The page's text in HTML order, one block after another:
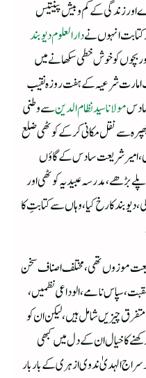
آباد سے 1986میں جڑے اور زندگی کے کم وبیش پینتیس
کتابت انہوں نےدار العلوم دیو بند
بچوں کو خوش خطی سکھانے میں
امارت شرعیہ کے ہفت روزہ نقیب
مولانا سید نظام الدینسے وطنی
سے نقل مکانی کرکے کوٹھی ضلع
امیر شریعت سادس کے گاؤں
مدرسہ عبیدیہ کوٹھی اور
بند کا رخ کیا، وہاں سے کتابتِ کا
موزوں تھی، مختلف اصناف سخن
سپاس نامے، الوداعی نظمیں،
ق چیزیں شامل ہیں، لیکن ان کو
کا خیال ان کے دل میں کبھی
سراج الہدیٰ ندوی ازہری کے بار بار